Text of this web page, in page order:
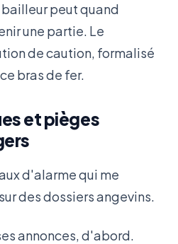
peut quand
une partie. Le
de caution, formalisé
bras de fer.
et pièges
d'alarme qui me
des dossiers angevins.
annonces, d'abord.